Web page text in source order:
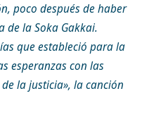
poco después de haber
de la Soka Gakkai.
que estableció para la
esperanzas con las
la justicia», la canción